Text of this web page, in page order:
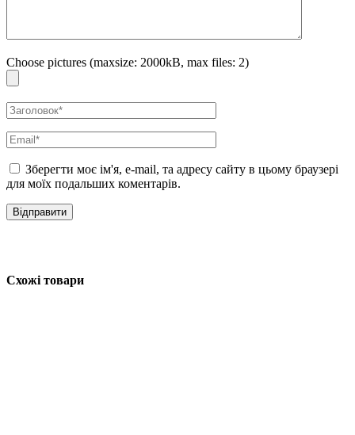
Vanilla:
Легкими рухами нанесіть рум’яна на зону вилиць за допомогою
пензлика або рук та розтушуйте пензликом.
Choose pictures (maxsize: 2000kB, max files: 2)
Зберегти моє ім'я, e-mail, та адресу сайту в цьому браузері
для моїх подальших коментарів.
Схожі товари